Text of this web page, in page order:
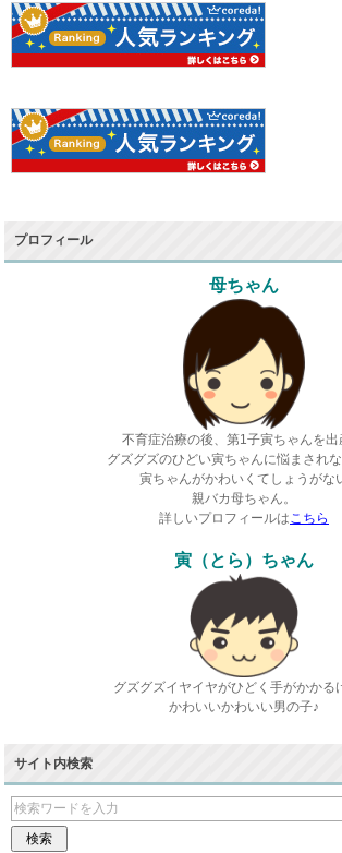
プロフィール
母ちゃん
不育症治療の後、第1子寅ちゃんを出
グズグズのひどい寅ちゃんに悩まされ
寅ちゃんがかわいくてしょうがな
親バカ母ちゃん。
詳しいプロフィールは こちら
寅（とら）ちゃん
グズグズイヤイヤがひどく手がかかる
かわいいかわいい男の子♪
サイト内検索